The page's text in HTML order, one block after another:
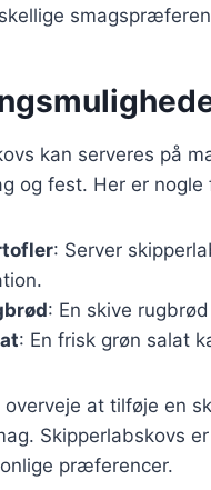
kan serveres på
og fest. Her er
: Server
: En skive
: En frisk grøn salat
overveje at tilføje en
Skipperlabskovs
præferencer.